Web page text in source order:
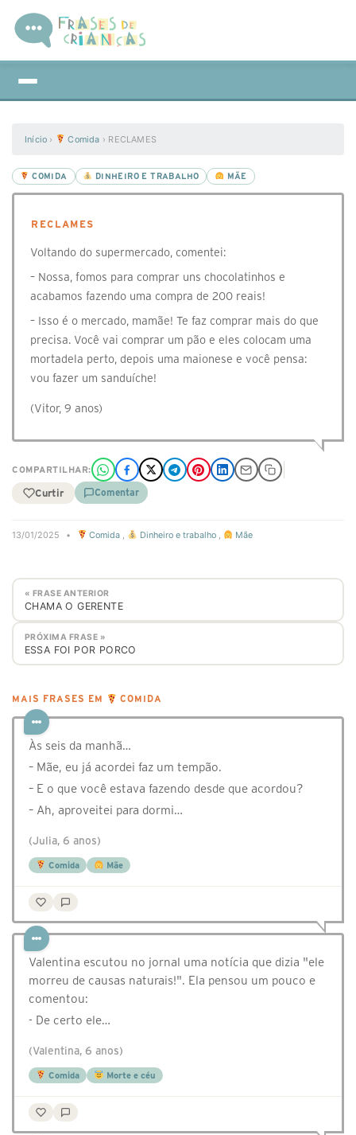
Início › Comida › ⁣RECLAMES
COMIDA DINHEIRO E TRABALHO MÃE
⁣RECLAMES
⁣Voltando do supermercado, comentei:
– Nossa, fomos para comprar uns chocolatinhos e
acabamos fazendo uma compra de 200 reais!
– Isso é o mercado, mamãe! Te faz comprar mais do que
precisa. Você vai comprar um pão e eles colocam uma
mortadela perto, depois uma maionese e você pensa:
vou fazer um sanduíche!
(Vitor, 9 anos)
COMPARTILHAR:
Curtir Comentar
13/01/2025 • Comida , Dinheiro e trabalho, Mãe
« FRASE ANTERIOR
⁣CHAMA O GERENTE
PRÓXIMA FRASE »
ESSA FOI POR PORCO
MAIS FRASES EM COMIDA
Às seis da manhã…
– Mãe, eu já acordei faz um tempão.
– E o que você estava fazendo desde que acordou?
– Ah, aproveitei para dormi…
(Julia, 6 anos)
Comida Mãe
Valentina escutou no jornal uma notícia que dizia "ele
morreu de causas naturais!". Ela pensou um pouco e
comentou:
- De certo ele…
(Valentina, 6 anos)
Comida Morte e céu